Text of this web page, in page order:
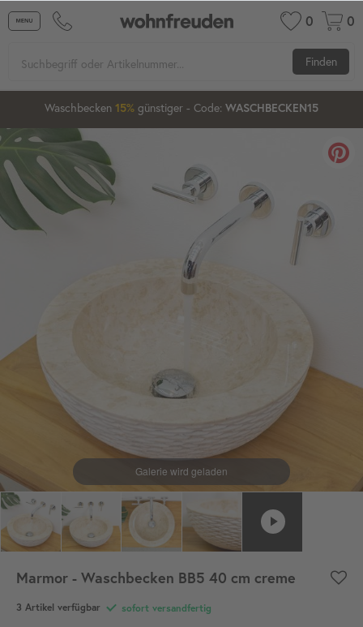
0 0
Finden
04 13 58
Waschbecken 15% günstiger - Code: WASCHBECKEN15
20%
Marmor - Waschbecken BB5 40 cm creme
3 Artikel verfügbar sofort versandfertig